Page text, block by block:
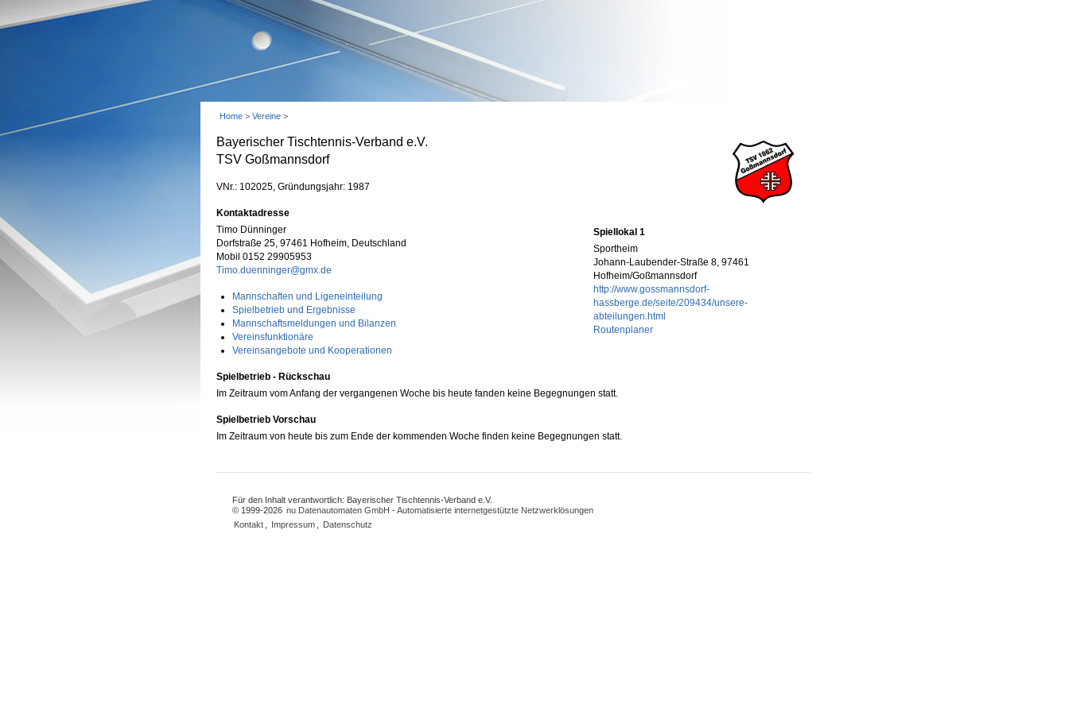
Home > Vereine >
Bayerischer Tischtennis-Verband e.V.
TSV Goßmannsdorf
VNr.: 102025, Gründungsjahr: 1987
Kontaktadresse
Timo Dünninger
Dorfstraße 25, 97461 Hofheim, Deutschland
Mobil 0152 29905953
Timo.duenninger@gmx.de
Mannschaften und Ligeneinteilung
Spielbetrieb und Ergebnisse
Mannschaftsmeldungen und Bilanzen
Vereinsfunktionäre
Vereinsangebote und Kooperationen
Spiellokal 1
Sportheim
Johann-Laubender-Straße 8, 97461
Hofheim/Goßmannsdorf
http://www.gossmannsdorf-
hassberge.de/seite/209434/unsere-
abteilungen.html
Routenplaner
Spielbetrieb - Rückschau
Im Zeitraum vom Anfang der vergangenen Woche bis heute fanden keine Begegnungen statt.
Spielbetrieb Vorschau
Im Zeitraum von heute bis zum Ende der kommenden Woche finden keine Begegnungen statt.
Für den Inhalt verantwortlich: Bayerischer Tischtennis-Verband e.V.
© 1999-2026 nu Datenautomaten GmbH - Automatisierte internetgestützte Netzwerklösungen
Kontakt
Impressum Datenschutz